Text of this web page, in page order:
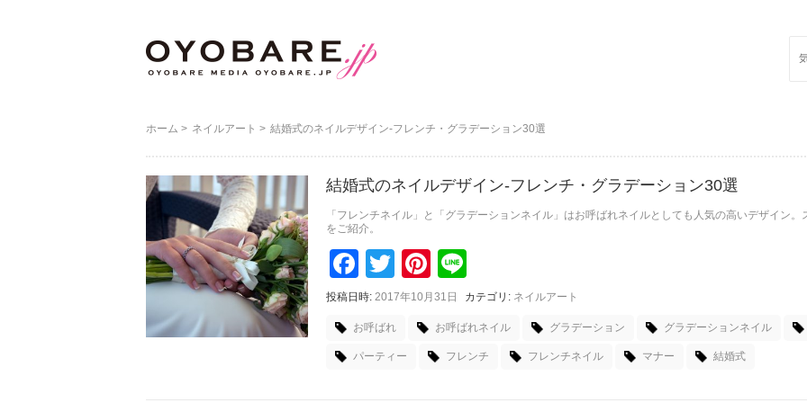
for:
ホーム > ネイルアート > 結婚式のネイルデザイン-フレンチ・グラデーション30選
結婚式のネイルデザイン-フレンチ・グラデーション30選
「フレンチネイル」と「グラデーションネイル」はお呼ばれネイルとしても人気の高いデザイン
をご紹介。
FacebookTwitter Pinterest
投稿日時: 2017年10月31日 カテゴリ: ネイルアート
お呼ばれ お呼ばれネイル グラデーション グラデーションネイル
パーティー フレンチ フレンチネイル マナー 結婚式